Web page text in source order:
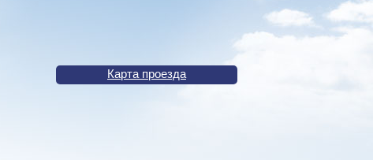
Карта проезда